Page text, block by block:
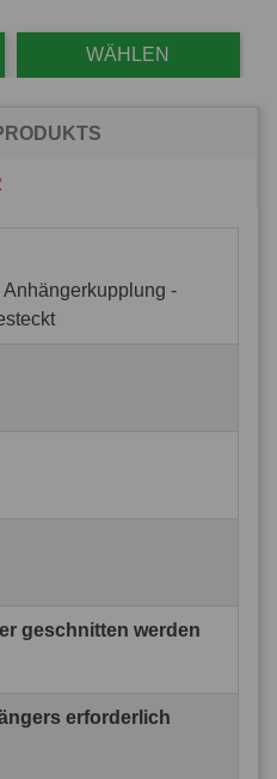
WÄHLEN
-
geschnitten werden
erforderlich